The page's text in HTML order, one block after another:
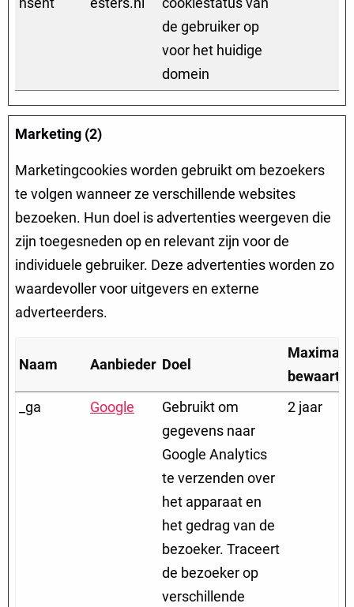
de gebruiker op
voor het huidige
domein
Marketing (2)
Marketingcookies worden gebruikt om bezoekers
te volgen wanneer ze verschillende websites
bezoeken. Hun doel is advertenties weergeven die
zijn toegesneden op en relevant zijn voor de
individuele gebruiker. Deze advertenties worden zo
waardevoller voor uitgevers en externe
adverteerders.
Naam Aanbieder Doel
Maximale
_ga
Google
Gebruikt om
gegevens naar
Google Analytics
te verzenden over
het apparaat en
het gedrag van de
bezoeker. Traceert
de bezoeker op
verschillende
2 jaar